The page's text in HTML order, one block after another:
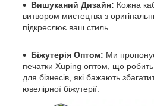
Вишуканий Дизайн: Кожна
витвором мистецтва з
підкреслює ваш стиль.
Біжутерія Оптом: Ми
печатки Xuping оптом, що
для бізнесів, які бажають
ювелірної біжутерії.